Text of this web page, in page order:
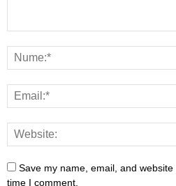
Save my name, email, and
time I comment.